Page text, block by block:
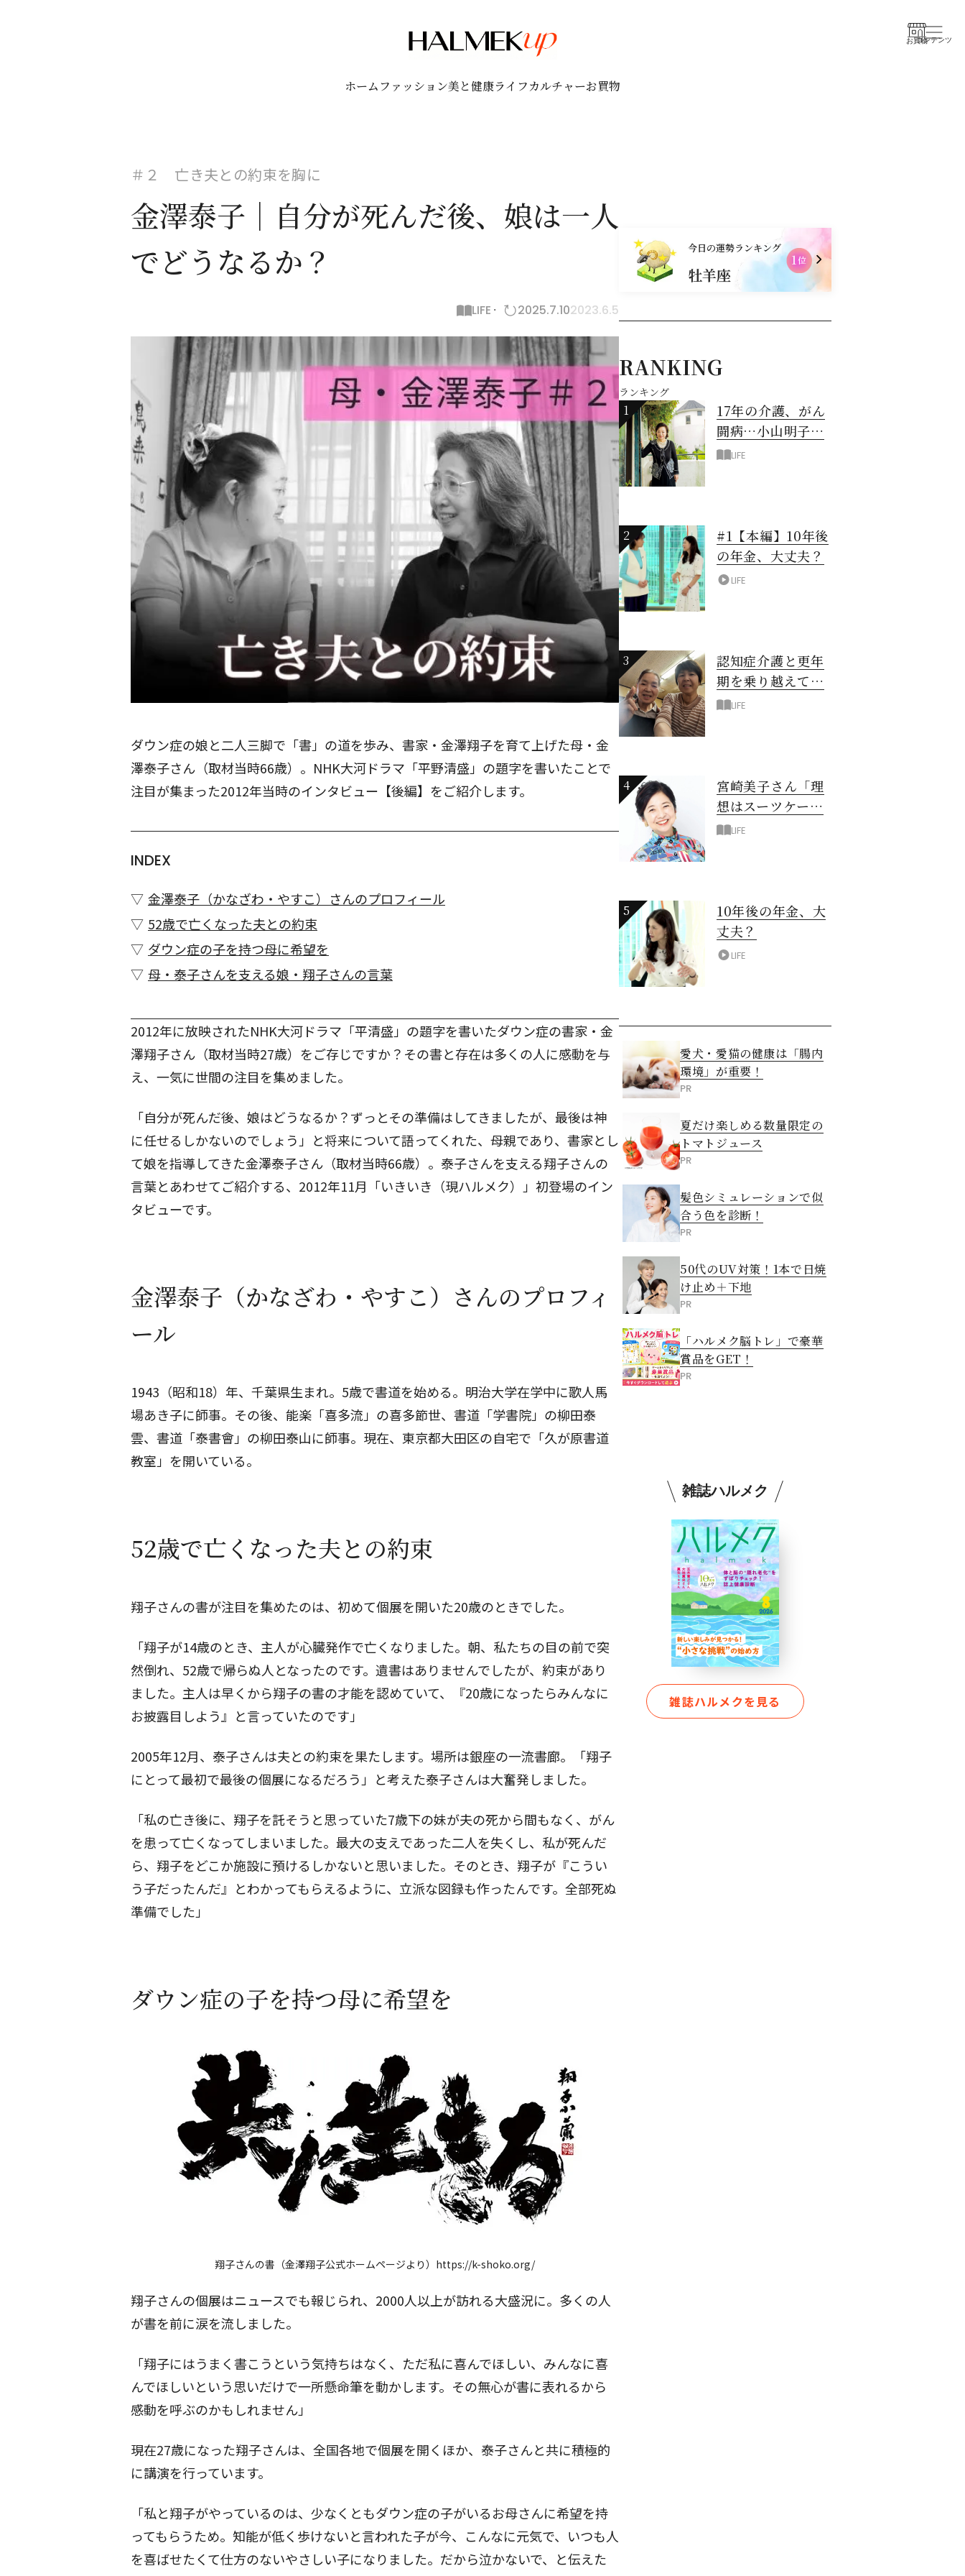
お買物コンテンツ
ホーム ファッション美と健康ライフカルチャーお買物
＃２ 亡き夫との約束を胸に
金澤泰子｜自分が死んだ後、娘は一人
でどうなるか？
LIFE 2025.7.102023.6.5
ダウン症の娘と二人三脚で「書」の道を歩み、書家・金澤翔子を育て上げた母・金
澤泰子さん（取材当時66歳）。NHK大河ドラマ「平野清盛」の題字を書いたことで
注目が集まった2012年当時のインタビュー【後編】をご紹介します。
INDEX
金澤泰子（かなざわ・やすこ）さんのプロフィール
52歳で亡くなった夫との約束
ダウン症の子を持つ母に希望を
母・泰子さんを支える娘・翔子さんの言葉
2012年に放映されたNHK大河ドラマ「平清盛」の題字を書いたダウン症の書家・金
澤翔子さん（取材当時27歳）をご存じですか？その書と存在は多くの人に感動を与
え、一気に世間の注目を集めました。
「自分が死んだ後、娘はどうなるか？ずっとその準備はしてきましたが、最後は神
に任せるしかないのでしょう」と将来について語ってくれた、母親であり、書家とし
て娘を指導してきた金澤泰子さん（取材当時66歳）。泰子さんを支える翔子さんの
言葉とあわせてご紹介する、2012年11月「いきいき（現ハルメク）」初登場のイン
タビューです。
金澤泰子（かなざわ・やすこ）さんのプロフィ
ール
1943（昭和18）年、千葉県生まれ。5歳で書道を始める。明治大学在学中に歌人馬
場あき子に師事。その後、能楽「喜多流」の喜多節世、書道「学書院」の柳田泰
雲、書道「泰書會」の柳田泰山に師事。現在、東京都大田区の自宅で「久が原書道
教室」を開いている。
52歳で亡くなった夫との約束
翔子さんの書が注目を集めたのは、初めて個展を開いた20歳のときでした。
「翔子が14歳のとき、主人が心臓発作で亡くなりました。朝、私たちの目の前で突
然倒れ、52歳で帰らぬ人となったのです。遺書はありませんでしたが、約束があり
ました。主人は早くから翔子の書の才能を認めていて、『20歳になったらみんなに
お披露目しよう』と言っていたのです」
2005年12月、泰子さんは夫との約束を果たします。場所は銀座の一流書廊。「翔子
にとって最初で最後の個展になるだろう」と考えた泰子さんは大奮発しました。
「私の亡き後に、翔子を託そうと思っていた7歳下の妹が夫の死から間もなく、がん
を患って亡くなってしまいました。最大の支えであった二人を失くし、私が死んだ
ら、翔子をどこか施設に預けるしかないと思いました。そのとき、翔子が『こうい
う子だったんだ』とわかってもらえるように、立派な図録も作ったんです。全部死ぬ
準備でした」
ダウン症の子を持つ母に希望を
翔子さんの書（金澤翔子公式ホームページより）https://k-shoko.org/
翔子さんの個展はニュースでも報じられ、2000人以上が訪れる大盛況に。多くの人
が書を前に涙を流しました。
「翔子にはうまく書こうという気持ちはなく、ただ私に喜んでほしい、みんなに喜
んでほしいという思いだけで一所懸命筆を動かします。その無心が書に表れるから
感動を呼ぶのかもしれません」
現在27歳になった翔子さんは、全国各地で個展を開くほか、泰子さんと共に積極的
に講演を行っています。
「私と翔子がやっているのは、少なくともダウン症の子がいるお母さんに希望を持
ってもらうため。知能が低く歩けないと言われた子が今、こんなに元気で、いつも人
を喜ばせたくて仕方のないやさしい子になりました。だから泣かないで、と伝えた
今日の運勢ランキング
牡羊座
乙女座
2位
RANKING
ランキング
1
17年の介護、がん
闘病…小山明子さ
ん「今満たされて
LIFE
2
#1【本編】10年後
の年金、大丈夫？
LIFE
3
認知症介護と更年
期を乗り越えて！
6年の「通い介
LIFE
4
宮崎美子さん「理
想はスーツケース
一つでどこへでも
LIFE
5
10年後の年金、大
丈夫？
LIFE
愛犬・愛猫の健康は「腸内
環境」が重要！
PR
夏だけ楽しめる数量限定の
トマトジュース
PR
髪色シミュレーションで似
合う色を診断！
PR
50代のUV対策！1本で日焼
け止め＋下地
PR
「ハルメク脳トレ」で豪華
賞品をGET！
PR
雑誌ハルメク
雑誌ハルメクを見る
閉じる